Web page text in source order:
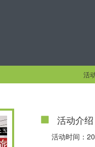
活
活动介绍
活动时间：